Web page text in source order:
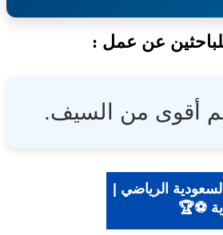
عن عمل :
أقوى من السيف.
الرياضي |
⚽🏆